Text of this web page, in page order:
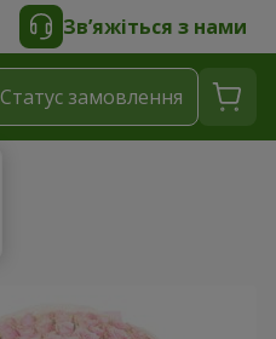
Зв’яжіться з нами
Статус замовлення